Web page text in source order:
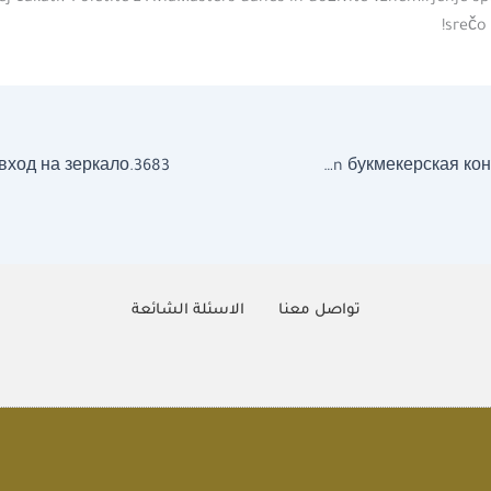
srečo
1win букмекерская контора вход.9962
تواصل معنا الاسئلة الشائعة